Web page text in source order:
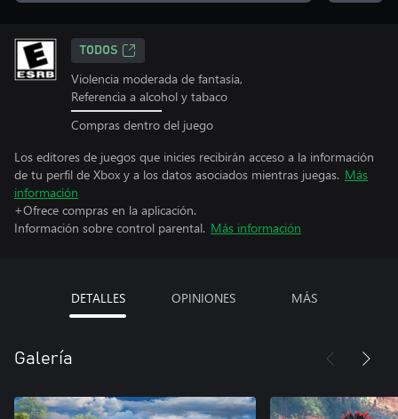
TODOS
Violencia moderada de fantasía,
Referencia a alcohol y tabaco
Compras dentro del juego
Los editores de juegos que inicies recibirán acceso a la información
de tu perfil de Xbox y a los datos asociados mientras juegas. Más
información
+Ofrece compras en la aplicación.
Información sobre control parental. Más información
DETALLES OPINIONES MÁS
Galería